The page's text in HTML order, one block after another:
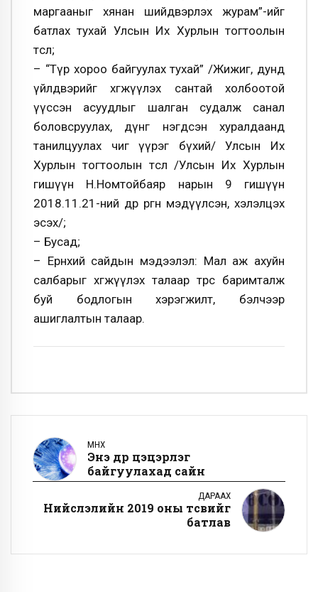
маргааныг хянан шийдвэрлэх журам”-ийг
батлах тухай Улсын Их Хурлын тогтоолын
төсөл;
– “Түр хороо байгуулах тухай” /Жижиг, дунд
үйлдвэрийг хөгжүүлэх сантай холбоотой
үүссэн асуудлыг шалган судалж санал
боловсруулах, дүнг нэгдсэн хуралдаанд
танилцуулах чиг үүрэг бүхий/ Улсын Их
Хурлын тогтоолын төсөл /Улсын Их Хурлын
гишүүн Н.Номтойбаяр нарын 9 гишүүн
2018.11.21-ний өдөр өргөн мэдүүлсэн, хэлэлцэх
эсэх/;
– Бусад;
– Ерөнхий сайдын мэдээлэл: Мал аж ахуйн
салбарыг хөгжүүлэх талаар төрөөс баримталж
буй бодлогын хэрэгжилт, бэлчээр
ашиглалтын талаар.
ӨМНӨХ
Энэ өдөр цэцэрлэг
байгуулахад сайн
ДАРААХ
Нийслэлийн 2019 оны төсвийг
батлав